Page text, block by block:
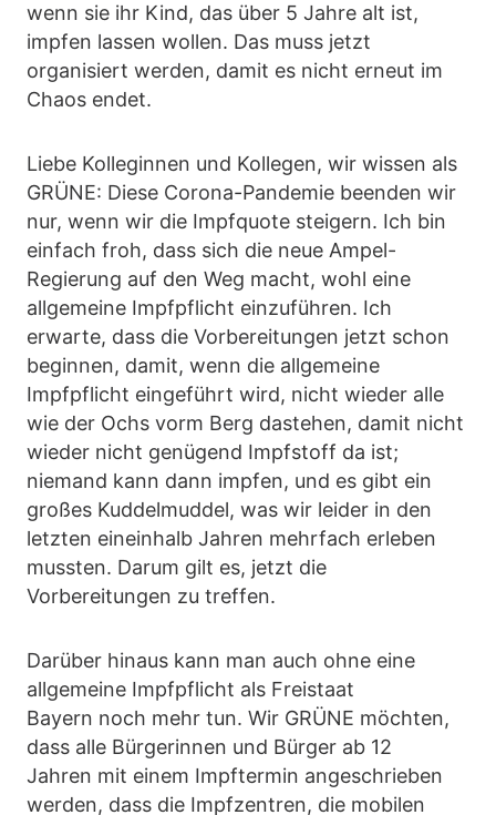
wenn sie ihr Kind, das über 5 Jahre alt ist,
impfen lassen wollen. Das muss jetzt
organisiert werden, damit es nicht erneut im
Chaos endet.
Liebe Kolleginnen und Kollegen, wir wissen als
GRÜNE: Diese Corona-Pandemie beenden wir
nur, wenn wir die Impfquote steigern. Ich bin
einfach froh, dass sich die neue Ampel-
Regierung auf den Weg macht, wohl eine
allgemeine Impfpflicht einzuführen. Ich
erwarte, dass die Vorbereitungen jetzt schon
beginnen, damit, wenn die allgemeine
Impfpflicht eingeführt wird, nicht wieder alle
wie der Ochs vorm Berg dastehen, damit nicht
wieder nicht genügend Impfstoff da ist;
niemand kann dann impfen, und es gibt ein
großes Kuddelmuddel, was wir leider in den
letzten eineinhalb Jahren mehrfach erleben
mussten. Darum gilt es, jetzt die
Vorbereitungen zu treffen.
Darüber hinaus kann man auch ohne eine
allgemeine Impfpflicht als Freistaat
Bayern noch mehr tun. Wir GRÜNE möchten,
dass alle Bürgerinnen und Bürger ab 12
Jahren mit einem Impftermin angeschrieben
werden, dass die Impfzentren, die mobilen